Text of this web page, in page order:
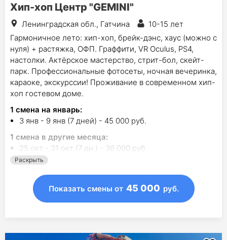
Хип-хоп Центр "GEMINI"
Ленинградская обл., Гатчина
10-15 лет
Гармоничное лето: хип-хоп, брейк-дэнс, хаус (можно с
нуля) + растяжка, ОФП. Граффити, VR Oculus, PS4,
настолки. Актёрское мастерство, стрит-бол, скейт-
парк. Профессиональные фотосеты, ночная вечеринка,
караоке, экскурссии! Проживание в современном хип-
хоп гостевом доме.
1 смена на январь:
3 янв - 9 янв (7 дней) - 45 000 руб.
1 смена в другие месяца:
25 окт - 31 окт (7 дн.) - 36 000 руб.
Раскрыть
Показать смены от 45 000 руб.